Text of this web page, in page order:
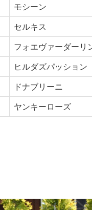
モシーン
セルキス
フォエヴァーダーリ
ヒルダズパッション
ドナブリーニ
ヤンキーローズ